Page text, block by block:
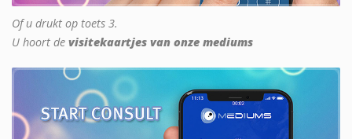
Of u drukt op toets 3.
U hoort de visitekaartjes van onze mediums